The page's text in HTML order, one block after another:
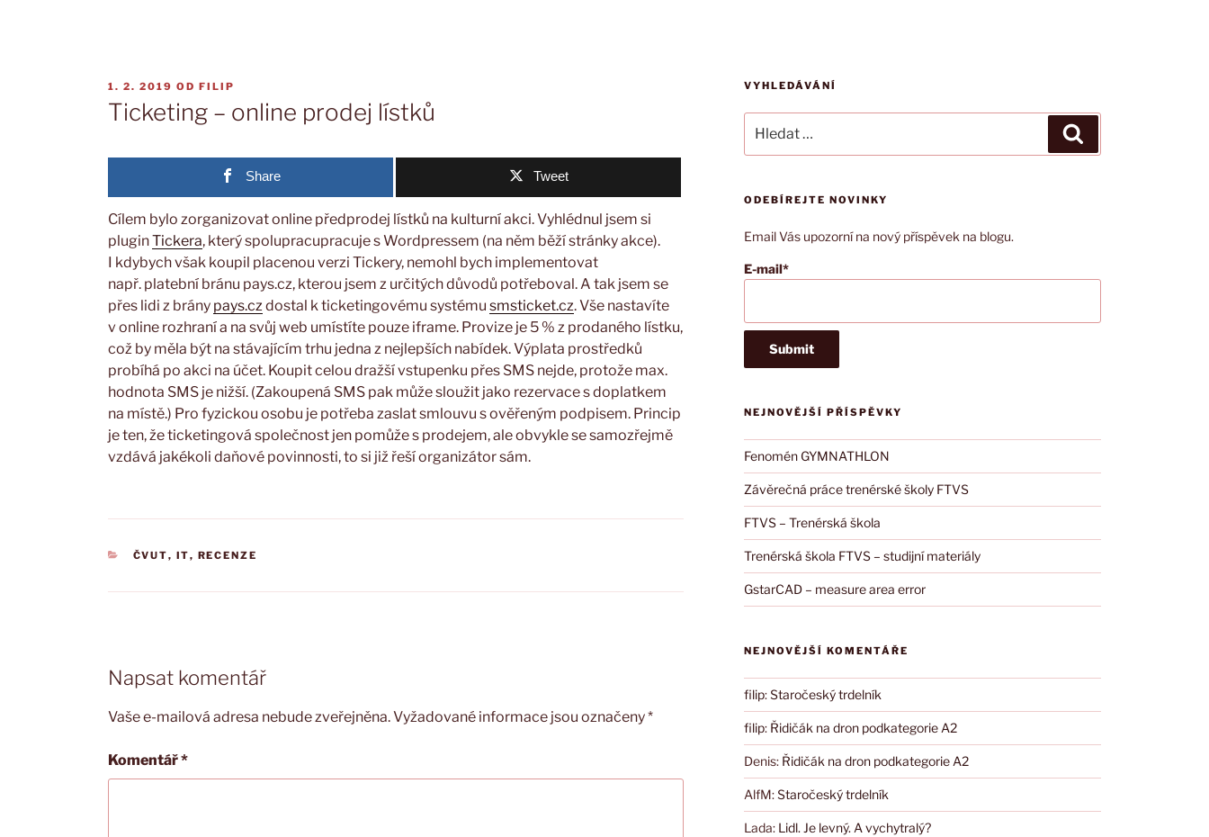
PUBLIKOVÁNO
1. 2. 2019 OD FILIP
Ticketing – online prodej lístků
Share Tweet
Cílem bylo zorganizovat online předprodej lístků na kulturní akci. Vyhlédnul jsem si
pluginTickera, který spolupracupracuje s Wordpressem (na něm běží stránky akce).
I kdybych však koupil placenou verzi Tickery, nemohl bych implementovat
např. platební bránu pays.cz, kterou jsem z určitých důvodů potřeboval. A tak jsem se
přes lidi z brány pays.czdostal k ticketingovému systému smsticket.cz. Vše nastavíte
v online rozhraní a na svůj web umístíte pouze iframe. Provize je 5 % z prodaného lístku,
což by měla být na stávajícím trhu jedna z nejlepších nabídek. Výplata prostředků
probíhá po akci na účet. Koupit celou dražší vstupenku přes SMS nejde, protože max.
hodnota SMS je nižší. (Zakoupená SMS pak může sloužit jako rezervace s doplatkem
na místě.) Pro fyzickou osobu je potřeba zaslat smlouvu s ověřeným podpisem. Princip
je ten, že ticketingová společnost jen pomůže s prodejem, ale obvykle se samozřejmě
vzdává jakékoli daňové povinnosti, to si již řeší organizátor sám.
RUBRIKY
ČVUT, IT, RECENZE
Napsat komentář
Vaše e-mailová adresa nebude zveřejněna.Vyžadované informace jsou označeny*
Komentář*
VYHLEDÁVÁNÍ
ODEBÍREJTE NOVINKY
Email Vás upozorní na nový příspěvek na blogu.
E-mail*
NEJNOVĚJŠÍ PŘÍSPĚVKY
Fenomén GYMNATHLON
Závěrečná práce trenérské školy FTVS
FTVS – Trenérská škola
Trenérská škola FTVS – studijní materiály
GstarCAD – measure area error
NEJNOVĚJŠÍ KOMENTÁŘE
filip:Staročeský trdelník
filip: Řidičák na dron podkategorie A2
Denis: Řidičák na dron podkategorie A2
AlfM:Staročeský trdelník
Lada: Lidl. Je levný. A vychytralý?